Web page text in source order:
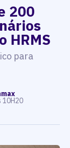
200
HRMS
para
10H20